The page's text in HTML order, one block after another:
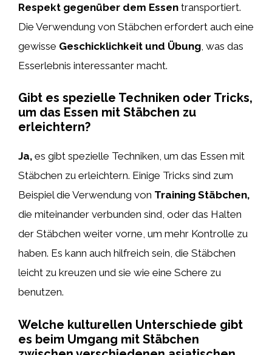
Respekt gegenüber dem Essen transportiert.
Die Verwendung von Stäbchen erfordert auch eine
gewisse Geschicklichkeit und Übung , was das
Esserlebnis interessanter macht.
Gibt es spezielle Techniken oder Tricks,
um das Essen mit Stäbchen zu
erleichtern?
Ja, es gibt spezielle Techniken, um das Essen mit
Stäbchen zu erleichtern. Einige Tricks sind zum
Beispiel die Verwendung von Training Stäbchen,
die miteinander verbunden sind, oder das Halten
der Stäbchen weiter vorne, um mehr Kontrolle zu
haben. Es kann auch hilfreich sein, die Stäbchen
leicht zu kreuzen und sie wie eine Schere zu
benutzen.
Welche kulturellen Unterschiede gibt
es beim Umgang mit Stäbchen